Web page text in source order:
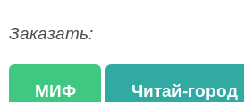
Заказать:
МИФ Читай-город